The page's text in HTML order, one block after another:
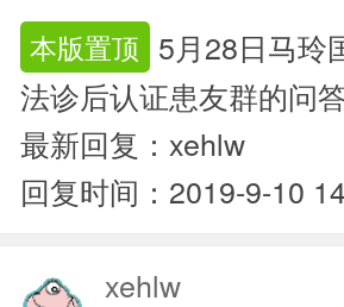
本版置顶 5月28日马玲
法诊后认证患友群的问
最新回复：xehlw
回复时间：2019-9-10
xehlw